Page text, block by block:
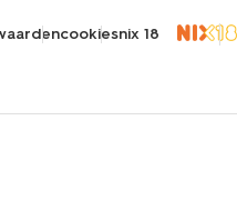
cookiesnix 18